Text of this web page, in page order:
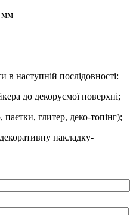
мм
наступній послідовності:
до декоруємої поверхні;
глитер, деко-топінг);
накладку-